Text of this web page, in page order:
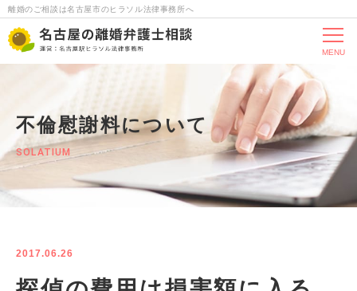
離婚のご相談は名古屋市のヒラソル法律事務所へ
MENU
不倫慰謝料について
SOLATIUM
2017.06.26